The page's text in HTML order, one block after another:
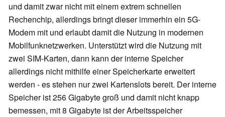
und damit zwar nicht mit einem extrem schnellen
Rechenchip, allerdings bringt dieser immerhin ein 5G-
Modem mit und erlaubt damit die Nutzung in modernen
Mobilfunknetzwerken. Unterstützt wird die Nutzung mit
zwei SIM-Karten, dann kann der interne Speicher
allerdings nicht mithilfe einer Speicherkarte erweitert
werden - es stehen nur zwei Kartenslots bereit. Der interne
Speicher ist 256 Gigabyte groß und damit nicht knapp
bemessen, mit 8 Gigabyte ist der Arbeitsspeicher